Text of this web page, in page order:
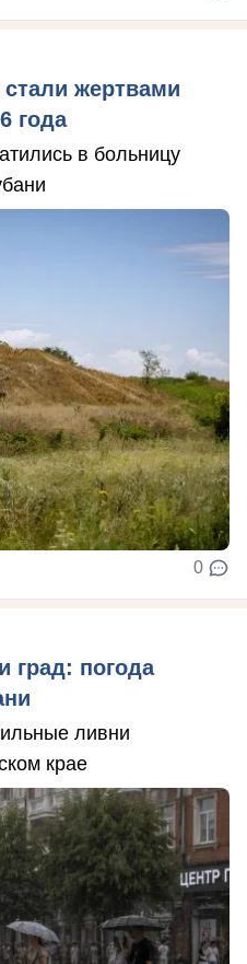
жертвами
года
в больницу
0
град: погода
ливни
крае